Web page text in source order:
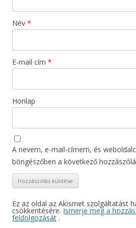
Név *
E-mail cím *
Honlap
A nevem, e-mail-címem, és
böngészőben a következő
Ez az oldal az Akismet szolgáltatást
csökkentésére. Ismerje meg a
feldolgozását .